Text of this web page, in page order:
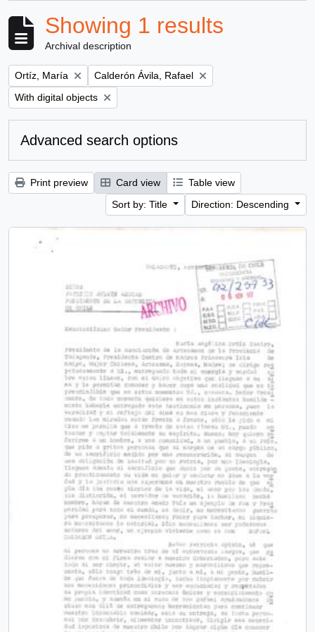
Showing 1 results
Archival description
Remove filter:
Ortíz, María Remove filter:
Calderón Ávila, Rafael
Remove filter:
With digital objects
Advanced search options
Print preview Card view
Table view
Sort by: Title
Direction: Descending